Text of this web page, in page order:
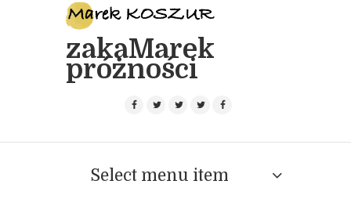
zakaMarek
próżności
Select menu item